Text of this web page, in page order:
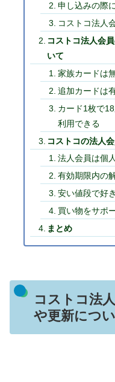
申し込みの際
コストコ法人
コストコ法人会
いて
家族カードは
追加カードは
カード1枚で
利用できる
コストコの法人
法人会員は個
有効期限内の
安い値段で好
買い物をサポ
まとめ
コストコ法
や更新につ